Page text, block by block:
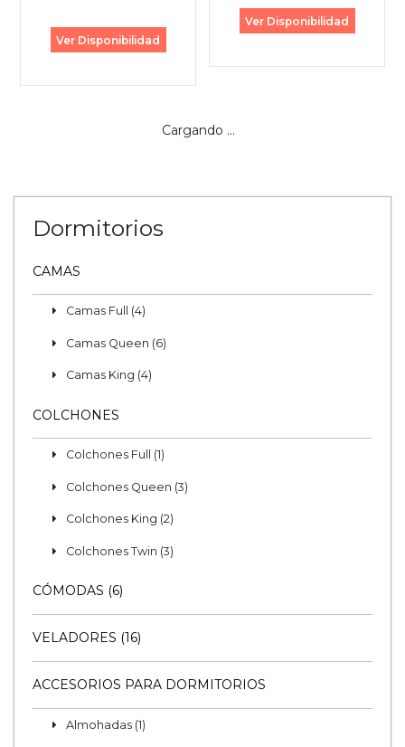
Ver Disponibilidad
Ver Disponibilidad
Cargando ...
Dormitorios
CAMAS
Camas Full (4)
Camas Queen (6)
Camas King (4)
COLCHONES
Colchones Full (1)
Colchones Queen (3)
Colchones King (2)
Colchones Twin (3)
CÓMODAS (6)
VELADORES (16)
ACCESORIOS PARA DORMITORIOS
Almohadas (1)